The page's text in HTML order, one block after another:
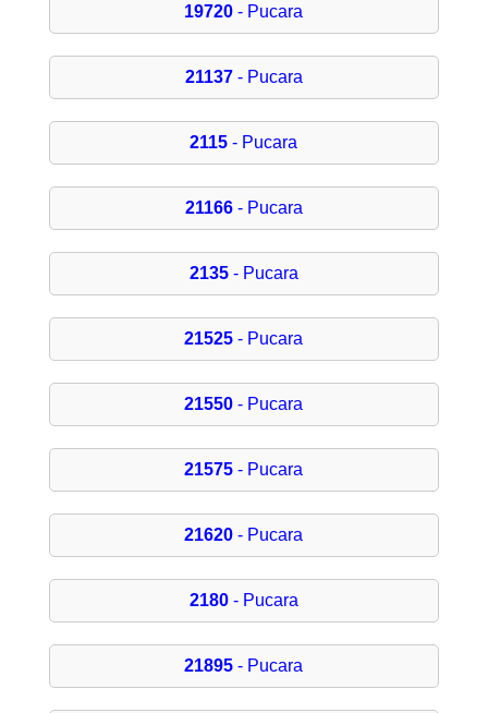
19720 - Pucara
21137- Pucara
2115 - Pucara
21166- Pucara
2135- Pucara
21525 - Pucara
21550 - Pucara
21575 - Pucara
21620 - Pucara
2180- Pucara
21895 - Pucara